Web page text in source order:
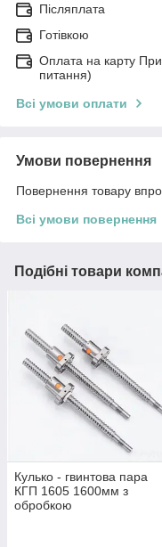
Післяплата
Готівкою
Оплата на карту
питання)
Всі умови оплати
Умови повернення
Повернення товару
Всі умови повернення
Подібні товари
Кулько - гвинтова пара
КГП 1605 1600мм з
обробкою